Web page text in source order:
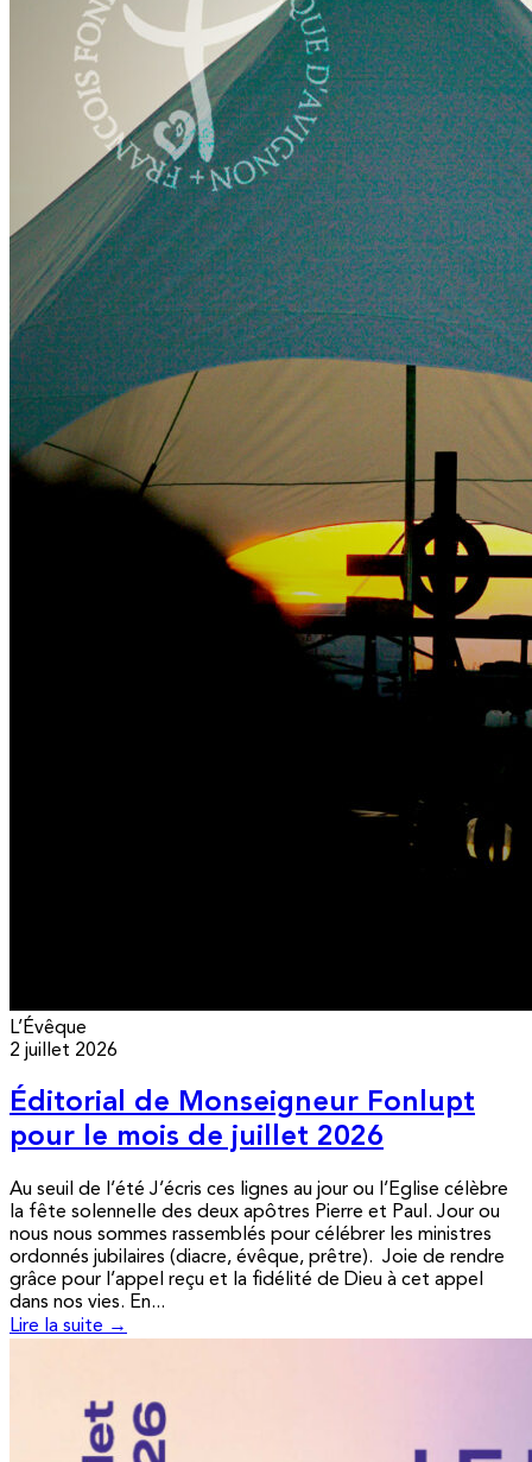
L’Évêque
2 juillet 2026
Éditorial de Monseigneur Fonlupt
pour le mois de juillet 2026
Au seuil de l’été J’écris ces lignes au jour ou l’Eglise célèbre
la fête solennelle des deux apôtres Pierre et Paul. Jour ou
nous nous sommes rassemblés pour célébrer les ministres
ordonnés jubilaires (diacre, évêque, prêtre). Joie de rendre
grâce pour l’appel reçu et la fidélité de Dieu à cet appel
dans nos vies. En...
Lire la suite →